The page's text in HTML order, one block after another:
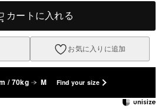
カートに入れる
お気に入りに追加
/ 70kg M Find your size